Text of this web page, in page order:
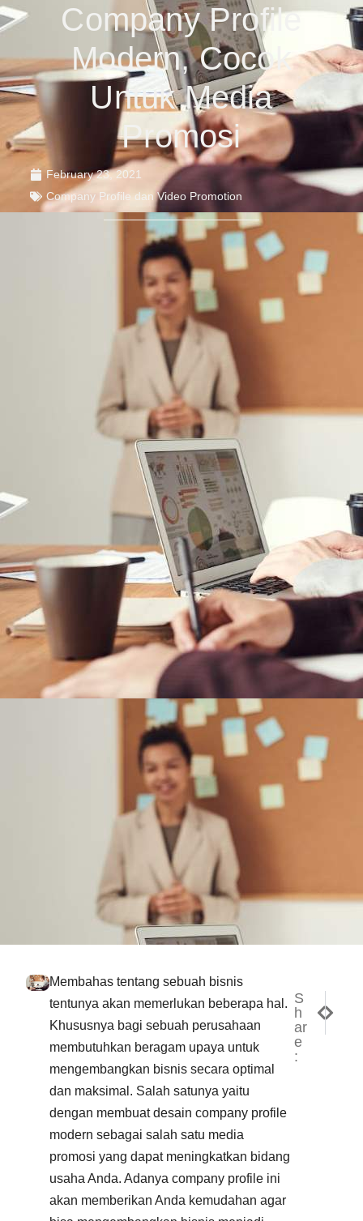
Company Profile
Modern, Cocok
Untuk Media
Promosi
February 23, 2021
Company Profile dan Video Promotion
Membahas tentang sebuah bisnis
tentunya akan memerlukan beberapa hal.
Khususnya bagi sebuah perusahaan
membutuhkan beragam upaya untuk
mengembangkan bisnis secara optimal
dan maksimal. Salah satunya yaitu
dengan membuat desain company profile
modern sebagai salah satu media
promosi yang dapat meningkatkan bidang
usaha Anda. Adanya company profile ini
akan memberikan Anda kemudahan agar
S
h
ar
e
:
Tips